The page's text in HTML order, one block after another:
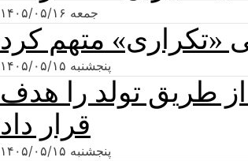
جمعه ۱۴۰۵/۰۵/۱۶
«تکراری» متهم کرد
پنجشنبه ۱۴۰۵/۰۵/۱۵
طریق تولد را هدف
قرار داد
پنجشنبه ۱۴۰۵/۰۵/۱۵